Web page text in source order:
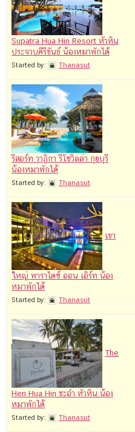
Supatra Hua Hin Resort หัวหิน
ประจวบคีรีขันธ์ น้องหมาพักได้
Started by: Thanasut
รีสอร์ท วาฏิกา รีโซวิลล่า กุยบุรี
น้องหมาพักได้
Started by: Thanasut
‎เขา
ใหญ่ พาราไดซ์ ออน เอิร์ท น้อง
หมาพักได้
Started by: Thanasut
The
Hen Hua Hin ชะอำ หัวหิน น้อง
หมาพักได้
Started by: Thanasut